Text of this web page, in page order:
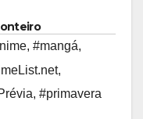
, #mangá,
,
, #primavera